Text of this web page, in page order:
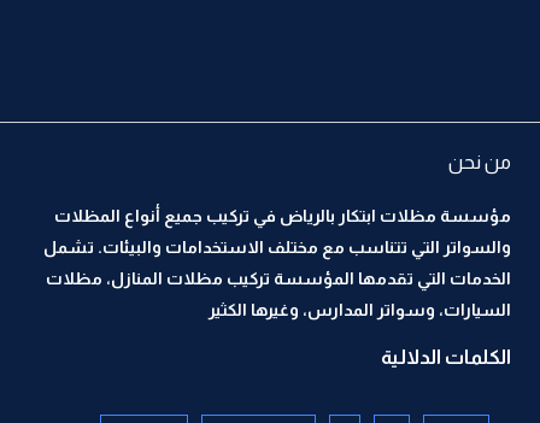
من نحن
مؤسسة مظلات ابتكار بالرياض في تركيب جميع أنواع المظلات
والسواتر التي تتناسب مع مختلف الاستخدامات والبيئات. تشمل
الخدمات التي تقدمها المؤسسة تركيب مظلات المنازل، مظلات
السيارات، وسواتر المدارس، وغيرها الكثير
الكلمات الدلالية